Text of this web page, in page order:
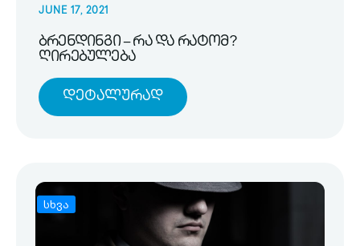
JUNE 17, 2021
ბრენდინგი – რა და რატომ?
ღირებულება
Დეტალურად
სხვა